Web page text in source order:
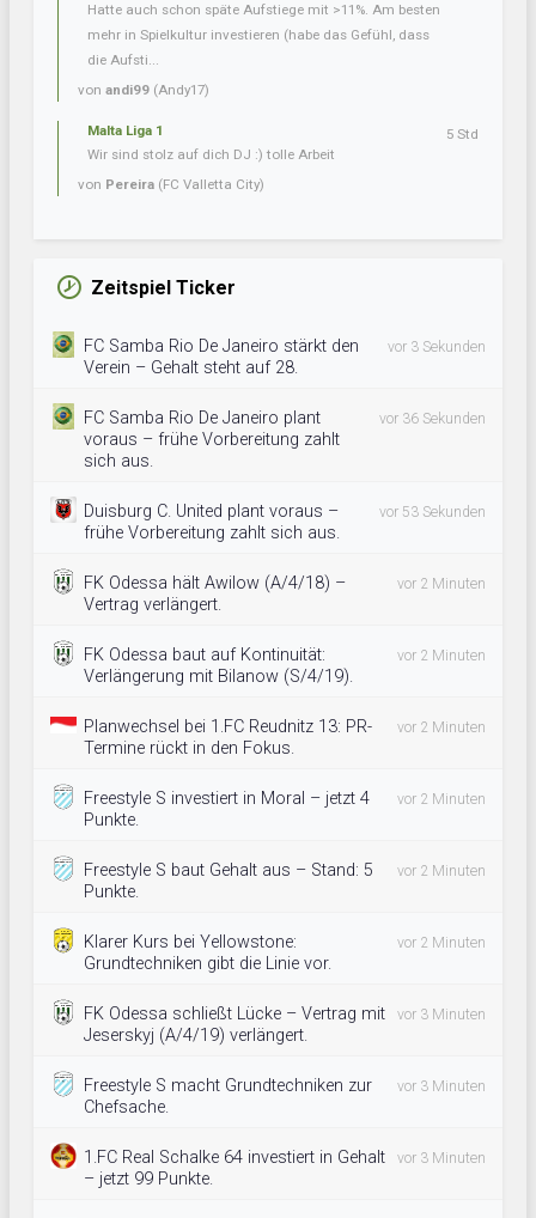
Hatte auch schon späte Aufstiege mit >11%. Am besten
mehr in Spielkultur investieren (habe das Gefühl, dass
die Aufsti...
von andi99 (Andy17)
Malta Liga 1
Wir sind stolz auf dich DJ :) tolle Arbeit
von Pereira (FC Valletta City)
5 Std
Zeitspiel Ticker
FC Samba Rio De Janeiro stärkt den
Verein – Gehalt steht auf 28.
vor 3 Sekunden
FC Samba Rio De Janeiro plant
voraus – frühe Vorbereitung zahlt
sich aus.
vor 36 Sekunden
Duisburg C. United plant voraus –
frühe Vorbereitung zahlt sich aus.
vor 53 Sekunden
FK Odessa hält Awilow (A/4/18) –
Vertrag verlängert.
vor 2 Minuten
FK Odessa baut auf Kontinuität:
Verlängerung mit Bilanow (S/4/19).
vor 2 Minuten
Planwechsel bei 1.FC Reudnitz 13: PR-
Termine rückt in den Fokus.
vor 2 Minuten
Freestyle S investiert in Moral – jetzt 4
Punkte.
vor 2 Minuten
Freestyle S baut Gehalt aus – Stand: 5
Punkte.
vor 2 Minuten
Klarer Kurs bei Yellowstone:
Grundtechniken gibt die Linie vor.
vor 2 Minuten
FK Odessa schließt Lücke – Vertrag mit
Jeserskyj (A/4/19) verlängert.
vor 3 Minuten
Freestyle S macht Grundtechniken zur
Chefsache.
vor 3 Minuten
1.FC Real Schalke 64 investiert in Gehalt
– jetzt 99 Punkte.
vor 3 Minuten